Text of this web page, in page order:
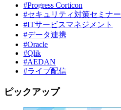
#Progress Corticon
#セキュリティ対策セミナー
#ITサービスマネジメント
#データ連携
#Oracle
#Qlik
#AEDAN
#ライブ配信
ピックアップ